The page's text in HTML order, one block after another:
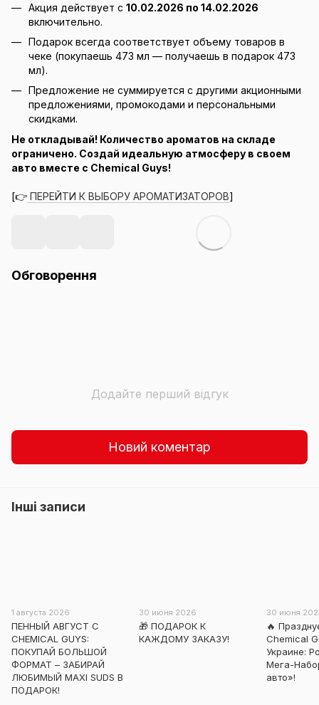
Акция действует с 10.02.2026 по 14.02.2026
включительно.
Подарок всегда соответствует объему товаров в
чеке (покупаешь 473 мл — получаешь в подарок 473
мл).
Предложение не суммируется с другими акционными
предложениями, промокодами и персональными
скидками.
Не откладывай! Количество ароматов на складе
ограничено. Создай идеальную атмосферу в своем
авто вместе с Chemical Guys!
[👉 ПЕРЕЙТИ К ВЫБОРУ АРОМАТИЗАТОРОВ]
Обговорення
Додайте перший відгук
Новий коментар
Інші записи
1 августа 2026
ПЕННЫЙ АВГУСТ С
CHEMICAL GUYS:
ПОКУПАЙ БОЛЬШОЙ
ФОРМАТ – ЗАБИРАЙ
ЛЮБИМЫЙ MAXI SUDS В
ПОДАРОК!
30 июня 2026
🎁 ПОДАРОК К
КАЖДОМУ ЗАКАЗУ!
30 июня
🔥
Chemical
Украине:
Мега-
авто»!